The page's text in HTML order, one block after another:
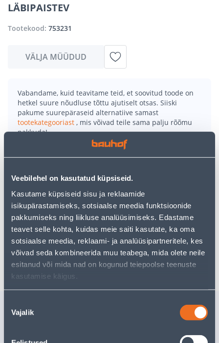
Veebilehel on kasutatud küpsiseid.
Kasutame küpsiseid sisu ja reklaamide
isikupärastamiseks, sotsiaalse meedia funktsioonide
pakkumiseks ning liikluse analüüsimiseks. Edastame
teavet selle kohta, kuidas meie saiti kasutate, ka oma
sotsiaalse meedia, reklaami- ja analüüsipartneritele, kes
võivad seda kombineerida muu teabega, mida olete neile
esitanud või mida nad on kogunud teiepoolse teenuste
kasutamise käigus.
valik
Vajalik
LÄBIPAISTEV
Tootekood: 753231
VÄLJA MÜÜDUD
Vabandame, kuid teavitame teid, et soovitud toode on
hetkel suure nõudluse tõttu ajutiselt otsas. Siiski
pakume suurepäraseid alternatiive samast
tootekategooriast , mis võivad teile sama palju rõõmu
pakkuda!
Teie ostlemisrõõm ei pea aga siin lõppema - oma
uurimistööd saate jätkata, naastes
• 14-päevane tagastusõigus.
• HANKIJA LAOST TELLITAV TOODE
Tarne pole võimalik